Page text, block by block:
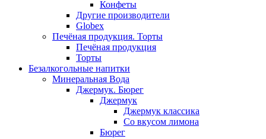
Конфеты
Другие производители
Globex
Печёная продукция. Торты
Печёная продукция
Торты
Безалкогольные напитки
Минеральная Вода
Джермук. Бюрег
Джермук
Джермук классика
Со вкусом лимона
Бюрег